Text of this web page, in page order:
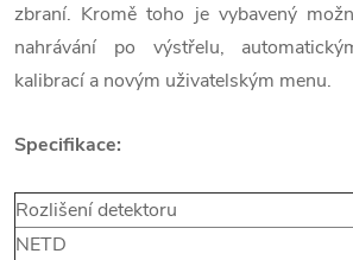
zbraní. Kromě toho je vybavený
nahrávání po výstřelu,
kalibrací a novým uživatelským menu.
Specifikace:
Rozlišení detektoru
NETD